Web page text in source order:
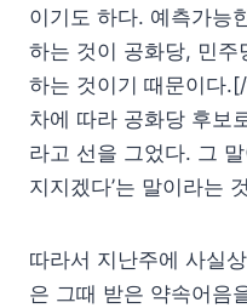
이기도 하다. 예측가능
하는 것이 공화당, 민주
하는 것이기 때문이다
차에 따라 공화당 후보
라고 선을 그었다. 그
지지겠다’는 말이라는
따라서 지난주에 사실
은 그때 받은 약속어음